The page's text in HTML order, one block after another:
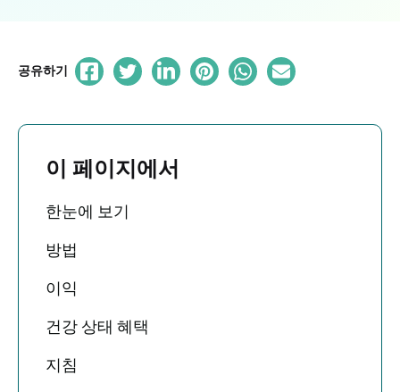
공유하기
이 페이지에서
한눈에 보기
방법
이익
건강 상태 혜택
지침